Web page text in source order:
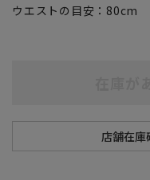
ウエストの目安： 80cm